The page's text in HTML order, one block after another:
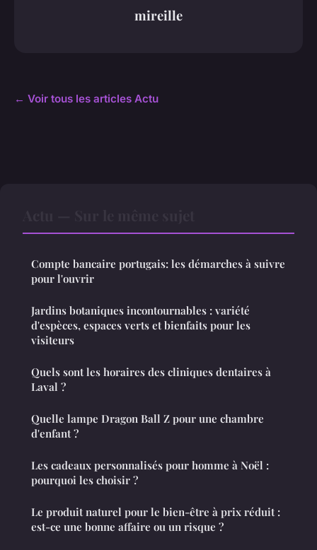
mireille
← Voir tous les articles Actu
Compte bancaire portugais: les démarches à suivre
pour l'ouvrir
Jardins botaniques incontournables : variété
d'espèces, espaces verts et bienfaits pour les
visiteurs
Quels sont les horaires des cliniques dentaires à
Laval ?
Quelle lampe Dragon Ball Z pour une chambre
d'enfant ?
Les cadeaux personnalisés pour homme à Noël :
pourquoi les choisir ?
Le produit naturel pour le bien-être à prix réduit :
est-ce une bonne affaire ou un risque ?